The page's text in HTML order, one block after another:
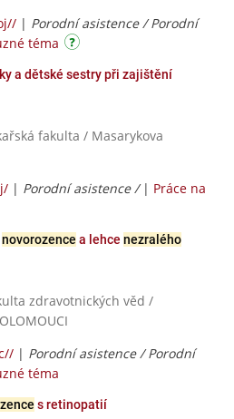
| Porodní asistence / Porodní
téma
a dětské sestry při zajištění
fakulta / Masarykova
| Porodní asistence / | Práce na
novorozence a lehce nezralého
zdravotnických věd /
| Porodní asistence / Porodní
téma
s retinopatií